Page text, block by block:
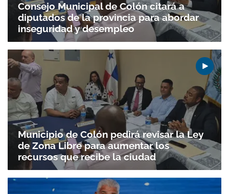
Consejo Municipal de Colón citará a
diputados de la provincia para abordar
inseguridad y desempleo
Municipio de Colón pedirá revisar la Ley
de Zona Libre para aumentar los
recursos que recibe la ciudad